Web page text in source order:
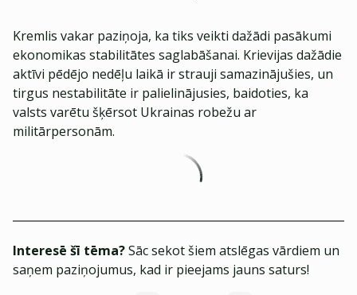
Kremlis vakar paziņoja, ka tiks veikti dažādi pasākumi
ekonomikas stabilitātes saglabāšanai. Krievijas dažādie
aktīvi pēdējo nedēļu laikā ir strauji samazinājušies, un
tirgus nestabilitāte ir palielinājusies, baidoties, ka
valsts varētu šķērsot Ukrainas robežu ar
militārpersonām.
Interesē šī tēma?Sāc sekot šiem atslēgas vārdiem un
saņem paziņojumus, kad ir pieejams jauns saturs!